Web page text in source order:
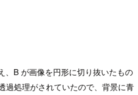
、B が画像を円形に切り抜いたもの
過処理がされていたので、背景に青